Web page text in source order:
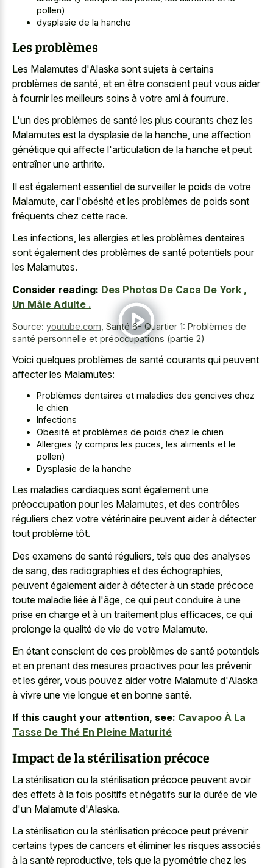
pollen)
dysplasie de la hanche
Les problèmes
Les Malamutes d'Alaska sont sujets à certains
problèmes de santé, et en être conscient peut vous aider
à fournir les meilleurs soins à votre ami à fourrure.
L'un des problèmes de santé les plus courants chez les
Malamutes est la dysplasie de la hanche, une affection
génétique qui affecte l'articulation de la hanche et peut
entraîner une arthrite.
Il est également essentiel de surveiller le poids de votre
Malamute, car l'obésité et les problèmes de poids sont
fréquents chez cette race.
Les infections, les allergies et les problèmes dentaires
sont également des problèmes de santé potentiels pour
les Malamutes.
Consider reading: Des Photos De Caca De York ,
Un Mâle Adulte .
Source: youtube.com Santé 6- Quartier 1: Problèmes de
santé personnelle et préoccupations (partie 2)
Voici quelques problèmes de santé courants qui peuvent
affecter les Malamutes:
Problèmes dentaires et maladies des gencives chez
le chien
Infections
Obesité et problèmes de poids chez le chien
Allergies (y compris les puces, les aliments et le
pollen)
Dysplasie de la hanche
Les maladies cardiaques sont également une
préoccupation pour les Malamutes, et des contrôles
réguliers chez votre vétérinaire peuvent aider à détecter
tout problème tôt.
Des examens de santé réguliers, tels que des analyses
de sang, des radiographies et des échographies,
peuvent également aider à détecter à un stade précoce
toute maladie liée à l'âge, ce qui peut conduire à une
prise en charge et à un traitement plus efficaces, ce qui
prolonge la qualité de vie de votre Malamute.
En étant conscient de ces problèmes de santé potentiels
et en prenant des mesures proactives pour les prévenir
et les gérer, vous pouvez aider votre Malamute d'Alaska
à vivre une vie longue et en bonne santé.
If this caught your attention, see: Cavapoo À La
Tasse De Thé En Pleine Maturité
Impact de la stérilisation précoce
La stérilisation ou la stérilisation précoce peuvent avoir
des effets à la fois positifs et négatifs sur la durée de vie
d'un Malamute d'Alaska.
La stérilisation ou la stérilisation précoce peut prévenir
certains types de cancers et éliminer les risques associés
à la santé reproductive, tels que la pyométrie chez les